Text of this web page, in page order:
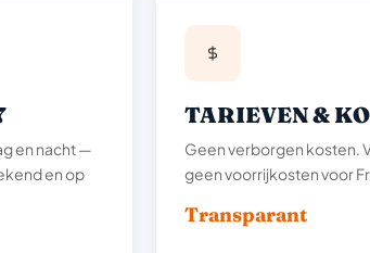
en nacht —
en op
TARIEVEN &
Geen verborgen kosten.
geen voorrijkosten voor
Transparant